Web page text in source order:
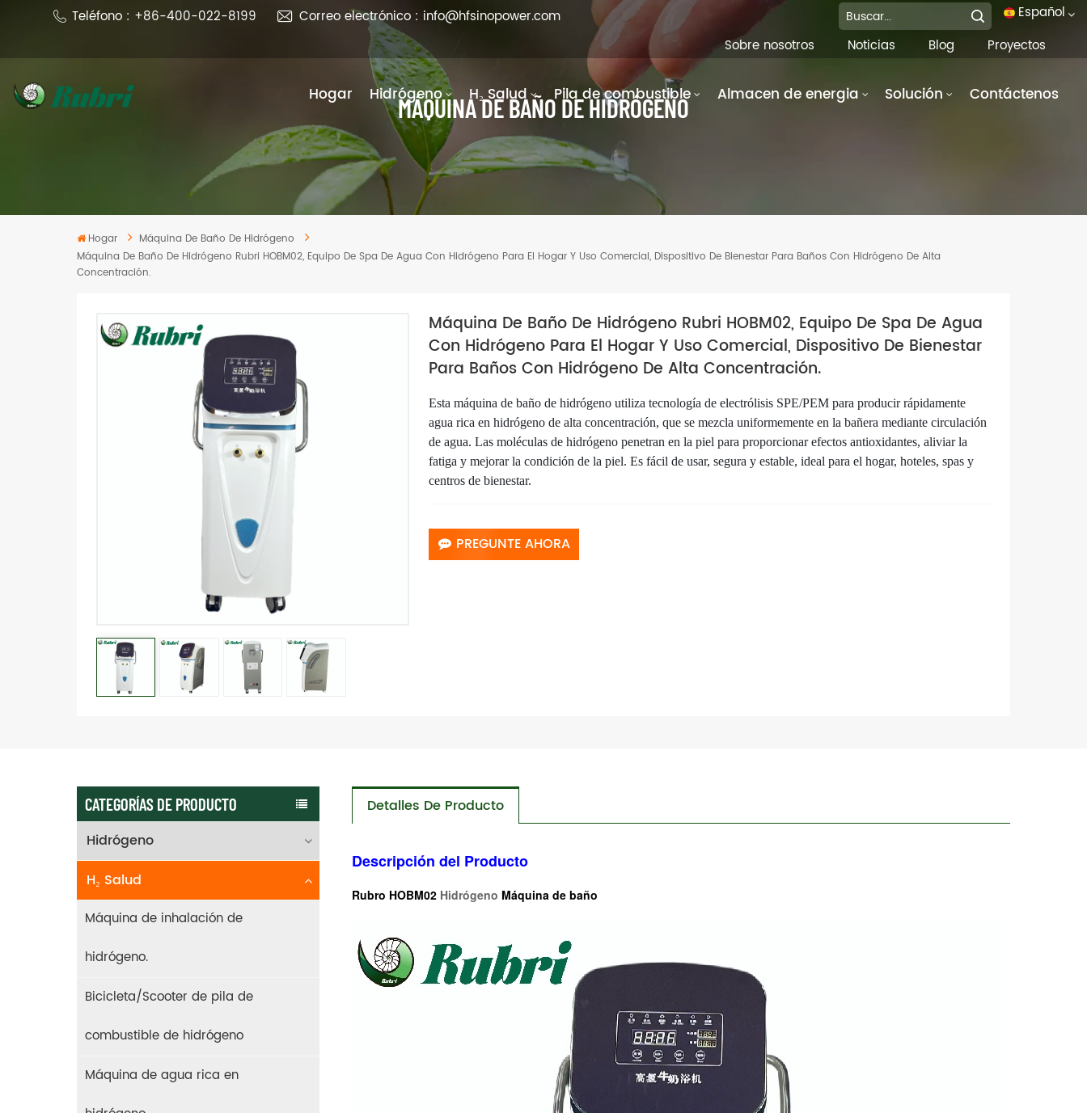
Teléfono : +86-400-022-8199 Correo electrónico : info@hfsinopower.com Español
English
العربية
Sobre nosotros Noticias Blog Proyectos
Hogar Hidrógeno H₂ Salud Pila de combustible Almacen de energia Solución Contáctenos
MÁQUINA DE BAÑO DE HIDRÓGENO
Hogar
Máquina De Baño De Hidrógeno
Máquina De Baño De Hidrógeno Rubri HOBM02, Equipo De Spa De Agua Con Hidrógeno Para El Hogar Y Uso Comercial, Dispositivo De Bienestar Para Baños Con Hidrógeno De Alta
Concentración.
Máquina De Baño De Hidrógeno Rubri HOBM02, Equipo De Spa De Agua
Con Hidrógeno Para El Hogar Y Uso Comercial, Dispositivo De Bienestar
Para Baños Con Hidrógeno De Alta Concentración.
Esta máquina de baño de hidrógeno utiliza tecnología de electrólisis SPE/PEM para producir rápidamente
agua rica en hidrógeno de alta concentración, que se mezcla uniformemente en la bañera mediante circulación
de agua. Las moléculas de hidrógeno penetran en la piel para proporcionar efectos antioxidantes, aliviar la
fatiga y mejorar la condición de la piel. Es fácil de usar, segura y estable, ideal para el hogar, hoteles, spas y
centros de bienestar.
PREGUNTE AHORA
CATEGORÍAS DE PRODUCTO
Hidrógeno
H₂ Salud
Máquina de inhalación de
hidrógeno.
Bicicleta/Scooter de pila de
combustible de hidrógeno
Máquina de agua rica en
Detalles De Producto
Descripción del Producto
Rubro HOBM02 Hidrógeno Máquina de baño